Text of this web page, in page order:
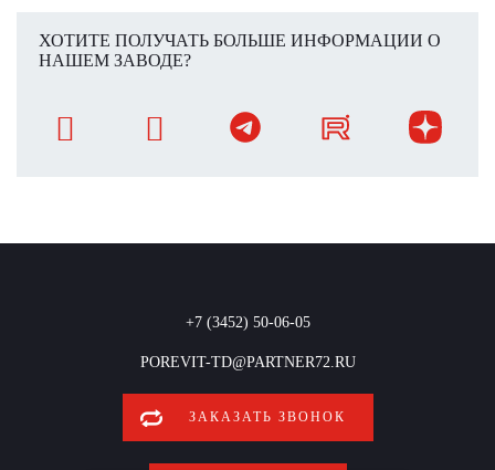
ХОТИТЕ ПОЛУЧАТЬ БОЛЬШЕ ИНФОРМАЦИИ О
НАШЕМ ЗАВОДЕ?
+7 (3452) 50-06-05
POREVIT-TD@PARTNER72.RU
ЗАКАЗАТЬ ЗВОНОК